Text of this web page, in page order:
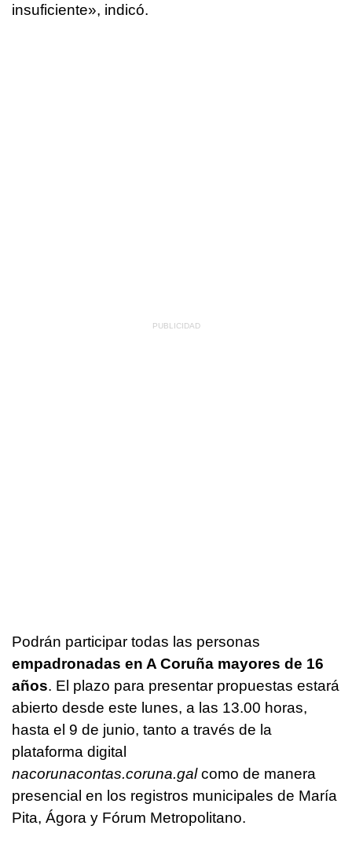
insuficiente», indicó.
Podrán participar todas las personas
empadronadas en A Coruña mayores de 16
años. El plazo para presentar propuestas estará
abierto desde este lunes, a las 13.00 horas,
hasta el 9 de junio, tanto a través de la
plataforma digital
nacorunacontas.coruna.gal como de manera
presencial en los registros municipales de María
Pita, Ágora y Fórum Metropolitano.